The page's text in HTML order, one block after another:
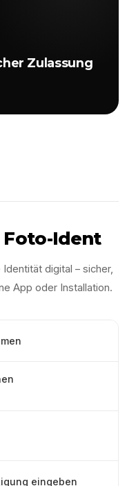
Zulassung
Ident
digital – sicher,
App oder Installation.
eingeben